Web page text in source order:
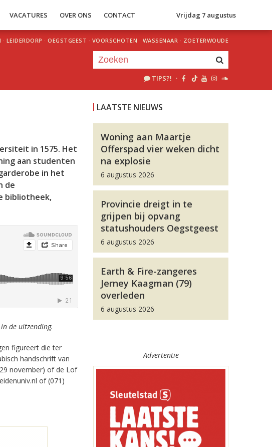
VACATURES OVER ONS CONTACT Vrijdag 7 augustus
· LEIDERDORP · OEGSTGEEST · VOORSCHOTEN · WASSENAAR · ZOETERWOUDE
TIPS?! ·
in 1575. Het
aan studenten
in het
de
bibliotheek,
de uitzending.
figureert die ter
handschrift van
november) of de Lof
of (071)
LAATSTE NIEUWS
Woning aan Maartje
Offerspad vier weken dicht
na explosie
6 augustus 2026
Provincie dreigt in te
grijpen bij opvang
statushouders Oegstgeest
6 augustus 2026
Earth & Fire-zangeres
Jerney Kaagman (79)
overleden
6 augustus 2026
Advertentie